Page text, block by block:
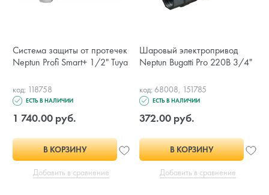
Система защиты от протечек
Neptun Profi Smart+ 1/2" Tuya
код: 118758
ЕСТЬ В НАЛИЧИИ
1 740.00 руб.
В КОРЗИНУ
Добавить в сравнение
Шаровый электропривод
Neptun Bugatti Pro 220В 3/4"
код: 68008, 151785
ЕСТЬ В НАЛИЧИИ
372.00 руб.
В КОРЗИНУ
Добавить в сравнение